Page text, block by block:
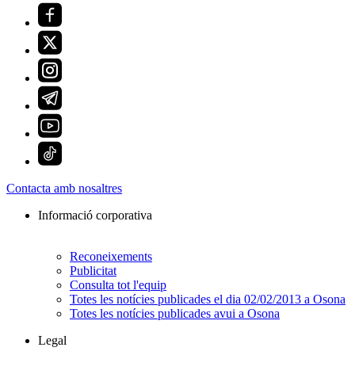
Contacta amb nosaltres
Informació corporativa
Reconeixements
Publicitat
Consulta tot l'equip
Totes les notícies publicades el dia 02/02/2013 a Osona
Totes les notícies publicades avui a Osona
Legal